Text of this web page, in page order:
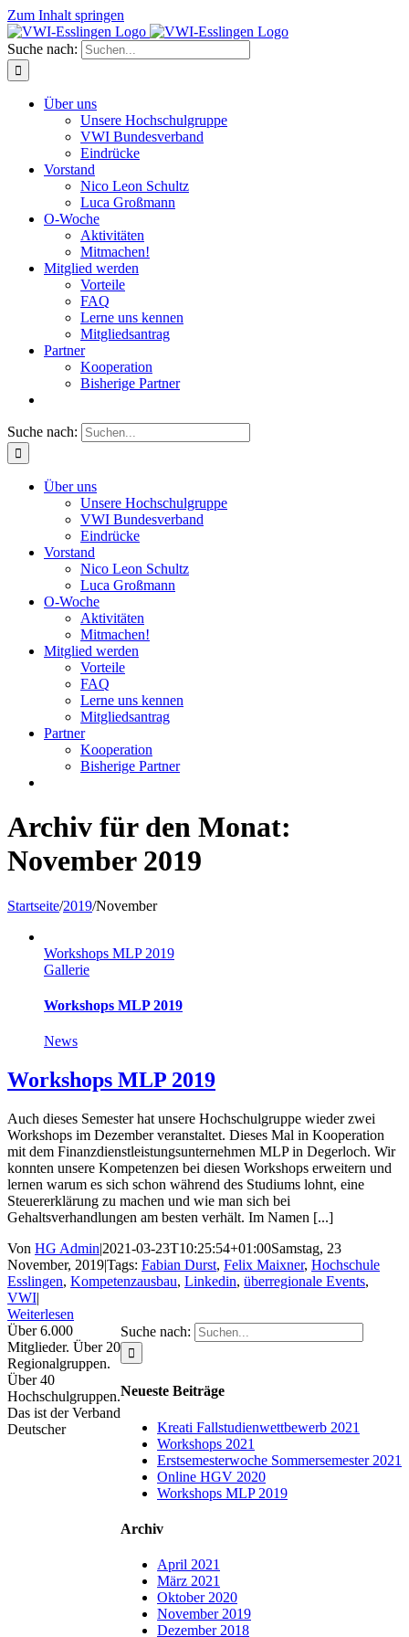
Zum Inhalt springen
Suche nach:
Über uns
Unsere Hochschulgruppe
VWI Bundesverband
Eindrücke
Vorstand
Nico Leon Schultz
Luca Großmann
O-Woche
Aktivitäten
Mitmachen!
Mitglied werden
Vorteile
FAQ
Lerne uns kennen
Mitgliedsantrag
Partner
Kooperation
Bisherige Partner
Suche nach:
Über uns
Unsere Hochschulgruppe
VWI Bundesverband
Eindrücke
Vorstand
Nico Leon Schultz
Luca Großmann
O-Woche
Aktivitäten
Mitmachen!
Mitglied werden
Vorteile
FAQ
Lerne uns kennen
Mitgliedsantrag
Partner
Kooperation
Bisherige Partner
Archiv für den Monat:
November 2019
Startseite/2019/November
Workshops MLP 2019
Gallerie
Workshops MLP 2019
News
Workshops MLP 2019
Auch dieses Semester hat unsere Hochschulgruppe wieder zwei
Workshops im Dezember veranstaltet. Dieses Mal in Kooperation
mit dem Finanzdienstleistungsunternehmen MLP in Degerloch. Wir
konnten unsere Kompetenzen bei diesen Workshops erweitern und
lernen warum es sich schon während des Studiums lohnt, eine
Steuererklärung zu machen und wie man sich bei
Gehaltsverhandlungen am besten verhält. Im Namen [...]
Von HG Admin|2021-03-23T10:25:54+01:00Samstag, 23
November, 2019|Tags: Fabian Durst, Felix Maixner, Hochschule
Esslingen, Kompetenzausbau, Linkedin, überregionale Events,
VWI|
Weiterlesen
Suche nach:
Neueste Beiträge
Kreati Fallstudienwettbewerb 2021
Workshops 2021
Erstsemesterwoche Sommersemester 2021
Online HGV 2020
Workshops MLP 2019
Archiv
April 2021
März 2021
Oktober 2020
November 2019
Dezember 2018
Über 6.000
Mitglieder. Über 20
Regionalgruppen.
Über 40
Hochschulgruppen.
Das ist der Verband
Deutscher